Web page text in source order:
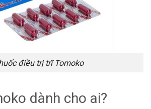
điều trị trĩ Tomoko
dành cho ai?